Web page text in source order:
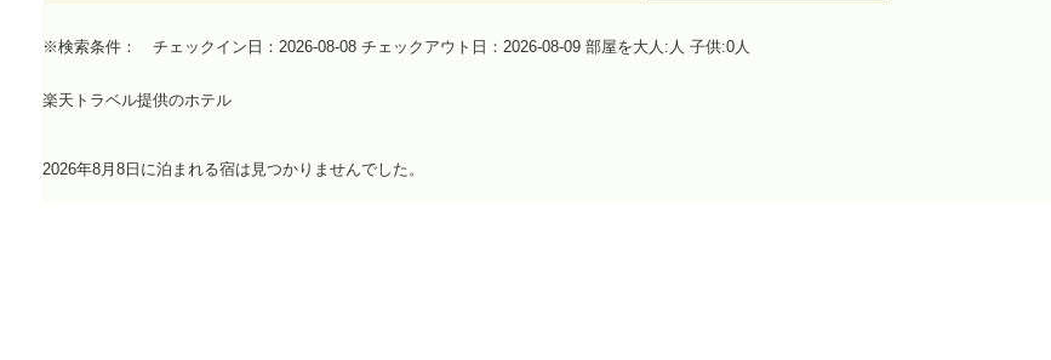
※検索条件： チェックイン日：2026-08-08 チェックアウト日：2026-08-09 部屋を大人:人 子供:0人
楽天トラベル提供のホテル
2026年8月8日に泊まれる宿は見つかりませんでした。